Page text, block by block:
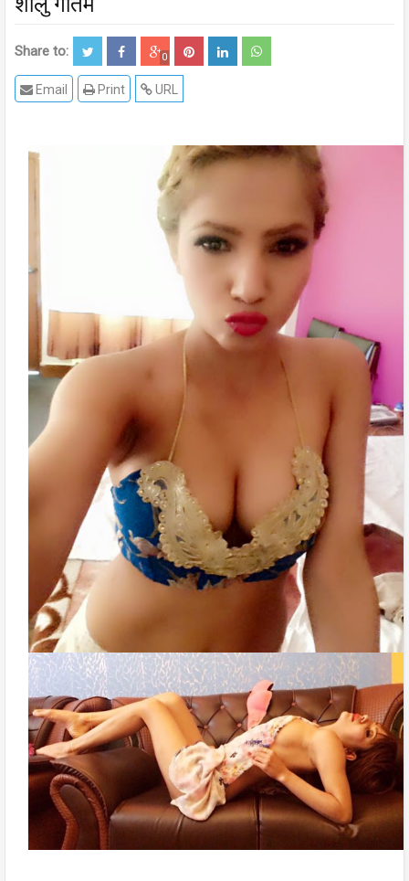
Share to: 0
URL
Print
Email